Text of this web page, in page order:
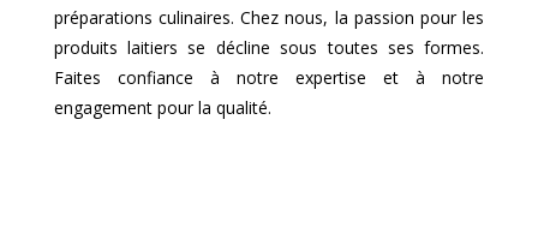
préparations culinaires. Chez nous, la passion pour les
produits laitiers se décline sous toutes ses formes.
Faites confiance à notre expertise et à notre
engagement pour la qualité.